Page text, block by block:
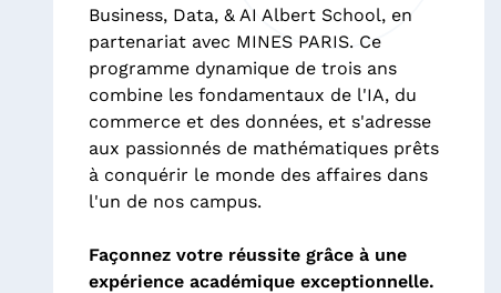
Business, Data, & AI Albert School, en
partenariat avec MINES PARIS. Ce
programme dynamique de trois ans
combine les fondamentaux de l'IA, du
commerce et des données, et s'adresse
aux passionnés de mathématiques prêts
à conquérir le monde des affaires dans
l'un de nos campus.
Façonnez votre réussite grâce à une
expérience académique exceptionnelle.